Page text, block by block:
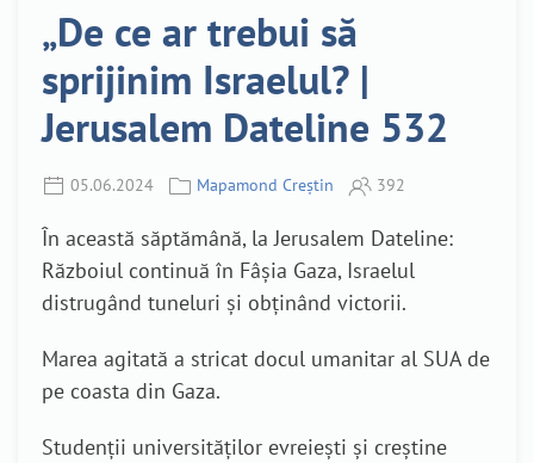
„De ce ar trebui să
sprijinim Israelul? |
Jerusalem Dateline 532
05.06.2024 Mapamond Creștin 392
În această săptămână, la Jerusalem Dateline:
Războiul continuă în Fâșia Gaza, Israelul
distrugând tuneluri și obținând victorii.
Marea agitată a stricat docul umanitar al SUA de
pe coasta din Gaza.
Studenții universităților evreiești și creștine